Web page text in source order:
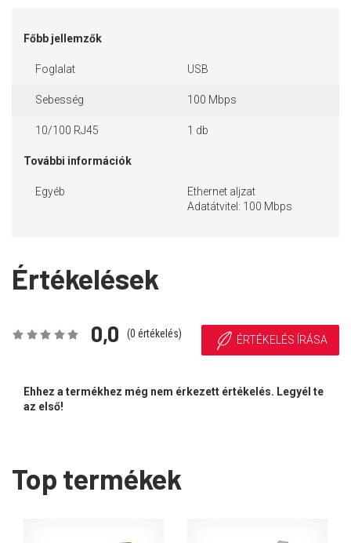
Főbb jellemzők
Foglalat USB
Sebesség 100 Mbps
10/100 RJ45 1 db
További információk
Egyéb
Ethernet aljzat
Adatátvitel: 100 Mbps
Értékelések
0,0 (0 értékelés) ÉRTÉKELÉS ÍRÁSA
Ehhez a termékhez még nem érkezett értékelés. Legyél te
az első!
Top termékek